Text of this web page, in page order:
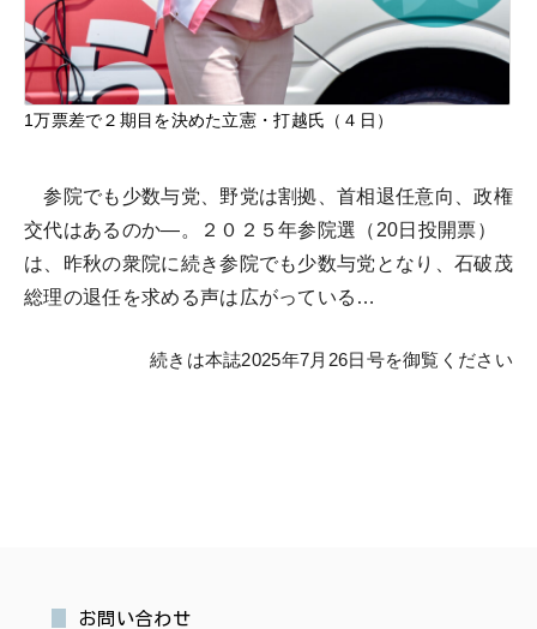
1万票差で２期目を決めた立憲・打越氏（４日）
参院でも少数与党、野党は割拠、首相退任意向、政権
交代はあるのか―。２０２５年参院選（20日投開票）
は、昨秋の衆院に続き参院でも少数与党となり、石破茂
総理の退任を求める声は広がっている…
続きは本誌2025年7月26日号を御覧ください
お問い合わせ